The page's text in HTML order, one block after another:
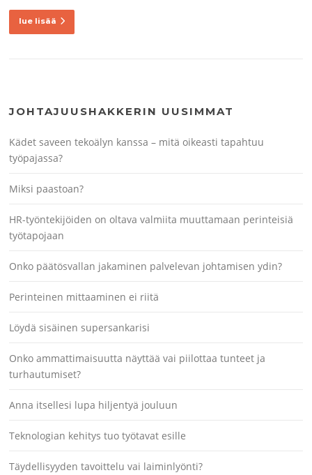
lue lisää
JOHTAJUUSHAKKERIN UUSIMMAT
Kädet saveen tekoälyn kanssa – mitä oikeasti tapahtuu
työpajassa?
Miksi paastoan?
HR-työntekijöiden on oltava valmiita muuttamaan perinteisiä
työtapojaan
Onko päätösvallan jakaminen palvelevan johtamisen ydin?
Perinteinen mittaaminen ei riitä
Löydä sisäinen supersankarisi
Onko ammattimaisuutta näyttää vai piilottaa tunteet ja
turhautumiset?
Anna itsellesi lupa hiljentyä jouluun
Teknologian kehitys tuo työtavat esille
Täydellisyyden tavoittelu vai laiminlyönti?